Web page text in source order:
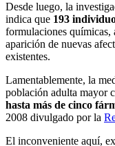
Desde luego, la
indica que 193
formulaciones químicas,
aparición de nuevas
existentes.
Lamentablemente, la
población adulta mayor
hasta más de cinco
2008 divulgado por la
El inconveniente aquí,